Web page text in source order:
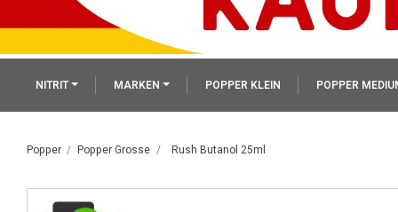
NITRIT MARKEN POPPER KLEIN POPPER
Popper Popper Grosse Rush Butanol 25ml